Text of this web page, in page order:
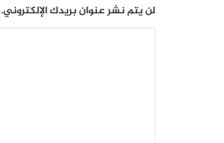
لن يتم نشر عنوان بريدك الإلكتروني.